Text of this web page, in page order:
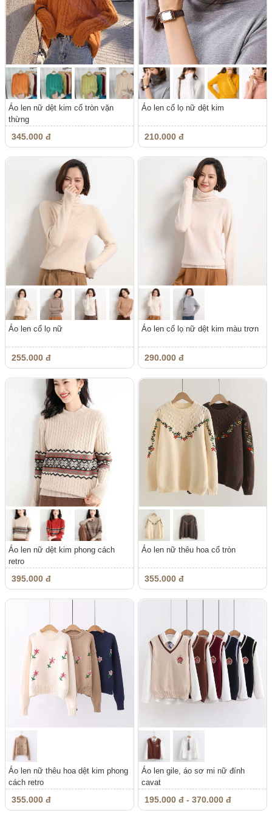
Áo len nữ dệt kim cổ tròn vặn
thừng
345.000 đ
Áo len cổ lọ nữ dệt kim
210.000 đ
Áo len cổ lọ nữ
255.000 đ
Áo len cổ lọ nữ dệt kim màu trơn
290.000 đ
Áo len nữ dệt kim phong cách
retro
395.000 đ
Áo len nữ thêu hoa cổ tròn
355.000 đ
Áo len nữ thêu hoa dệt kim phong
cách retro
355.000 đ
Áo len gile, áo sơ mi nữ đính
cavat
195.000 đ - 370.000 đ